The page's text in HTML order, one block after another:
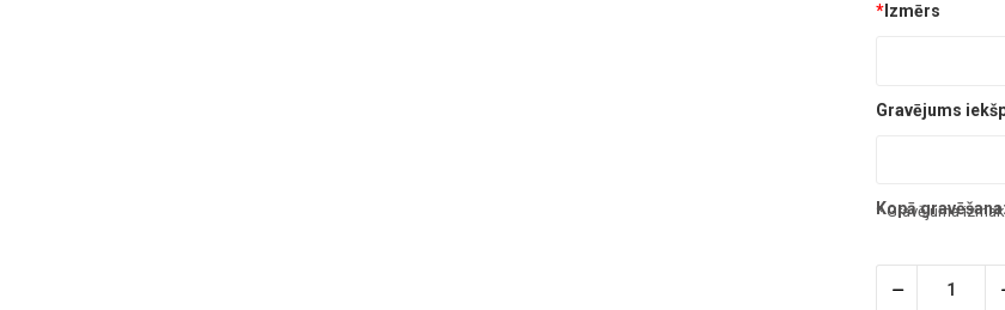
* Izmērs
Gravējums
Kopā
* Gravējuma